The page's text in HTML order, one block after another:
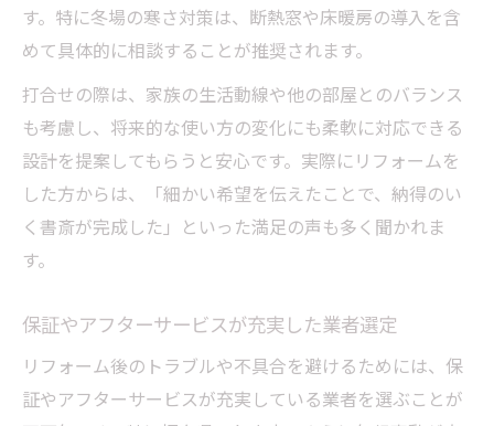
す。特に冬場の寒さ対策は、断熱窓や床暖房の導入を含
めて具体的に相談することが推奨されます。
打合せの際は、家族の生活動線や他の部屋とのバランス
も考慮し、将来的な使い方の変化にも柔軟に対応できる
設計を提案してもらうと安心です。実際にリフォームを
した方からは、「細かい希望を伝えたことで、納得のい
く書斎が完成した」といった満足の声も多く聞かれま
す。
保証やアフターサービスが充実した業者選定
リフォーム後のトラブルや不具合を避けるためには、保
証やアフターサービスが充実している業者を選ぶことが